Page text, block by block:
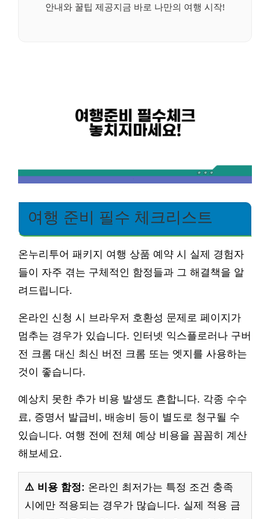
안내와 꿀팁 제공지금 바로 나만의 여행 시작!
여행 준비 필수 체크리스트
온누리투어 패키지 여행 상품 예약 시 실제 경험자
들이 자주 겪는 구체적인 함정들과 그 해결책을 알
려드립니다.
온라인 신청 시 브라우저 호환성 문제로 페이지가
멈추는 경우가 있습니다. 인터넷 익스플로러나 구버
전 크롬 대신 최신 버전 크롬 또는 엣지를 사용하는
것이 좋습니다.
예상치 못한 추가 비용 발생도 흔합니다. 각종 수수
료, 증명서 발급비, 배송비 등이 별도로 청구될 수
있습니다. 여행 전에 전체 예상 비용을 꼼꼼히 계산
해보세요.
⚠️ 비용 함정: 온라인 최저가는 특정 조건 충족
시에만 적용되는 경우가 많습니다. 실제 적용 금